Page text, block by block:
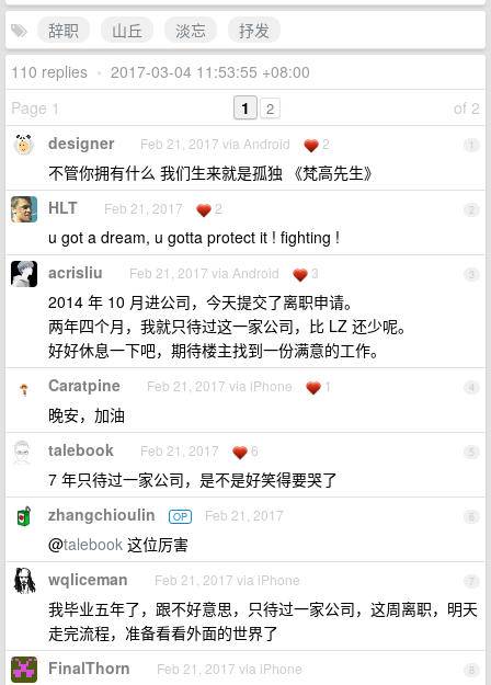
辞职
山丘 淡忘
抒发
110 replies • 2017-03-04 11:53:55 +08:00
Page 1
of 2
1 2
1
designer Feb 21, 2017 via Android 2
不管你拥有什么 我们生来就是孤独 《梵高先生》
2
HLT Feb 21, 2017 2
u got a dream, u gotta protect it ! fighting !
3
acrisliu Feb 21, 2017 via Android 3
2014 年 10 月进公司，今天提交了离职申请。
两年四个月，我就只待过这一家公司，比 LZ 还少呢。
好好休息一下吧，期待楼主找到一份满意的工作。
4
Caratpine Feb 21, 2017 via iPhone 1
晚安，加油
5
talebook Feb 21, 2017 6
7 年只待过一家公司，是不是好笑得要哭了
6
zhangchioulin OP Feb 21, 2017
@talebook 这位厉害
7
wqliceman Feb 21, 2017 via iPhone
我毕业五年了，跟不好意思，只待过一家公司，这周离职，明天
走完流程，准备看看外面的世界了
8
FinalThorn Feb 21, 2017 via iPhone